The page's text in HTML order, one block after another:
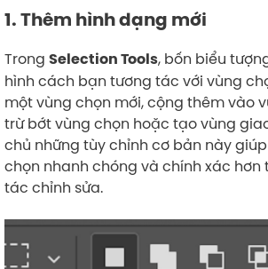
1. Thêm hình dạng mới
Trong Selection Tools, bốn biểu
hình cách bạn tương tác với vùng
một vùng chọn mới, cộng thêm vào
trừ bớt vùng chọn hoặc tạo vùng
chủ những tùy chỉnh cơ bản này
chọn nhanh chóng và chính xác hơn
tác chỉnh sửa.